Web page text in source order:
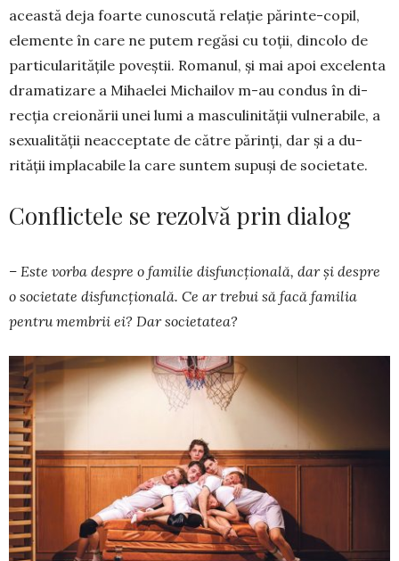
această deja foar­te cunoscută relație părinte-copil,
elemente în care ne putem regăsi cu toții, dincolo de
parti­cu­laritățile po­veș­tii. Romanul, și mai apoi exce­lenta
dramati­za­re a Mihaelei Michailov m-au condus în di­
rec­ția creionării unei lumi a mascu­li­nității vul­ne­­rabile, a
sexualității neacceptate de către pă­rinți, dar și a du­
rității implacabile la care suntem supuși de societate.
Conflictele se rezolvă prin dialog
– Este vorba des­pre o familie dis­func­țio­na­lă, dar și des­pre
o societate dis­func­țio­nală. Ce ar trebui să facă fa­milia
pen­tru membrii ei? Dar societatea?